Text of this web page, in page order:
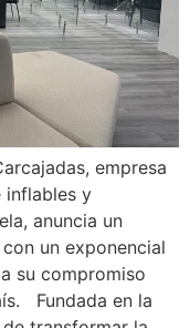
empresa
inflables y
anuncia un
un exponencial
su compromiso
Fundada en la